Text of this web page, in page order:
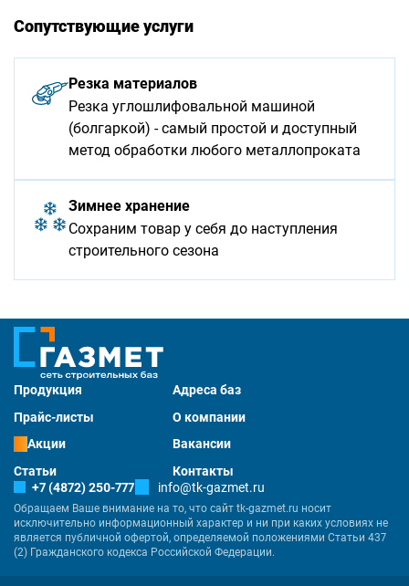
Сопутствующие услуги
Резка материалов
Резка углошлифовальной машиной
(болгаркой) - самый простой и доступный
метод обработки любого металлопроката
Зимнее хранение
Сохраним товар у себя до наступления
строительного сезона
Продукция
Адреса баз
Прайс-листы
О компании
Акции
Вакансии
Статьи
Контакты
+7 (4872) 250-777
info@tk-gazmet.ru
Обращаем Ваше внимание на то, что сайт tk-gazmet.ru носит
исключительно информационный характер и ни при каких условиях не
является публичной офертой, определяемой положениями Статьи 437
(2) Гражданского кодекса Российской Федерации.